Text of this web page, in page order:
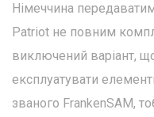
Німеччина
Patriot не повним
виключений варіант,
експлуатувати
званого FrankenSAM,